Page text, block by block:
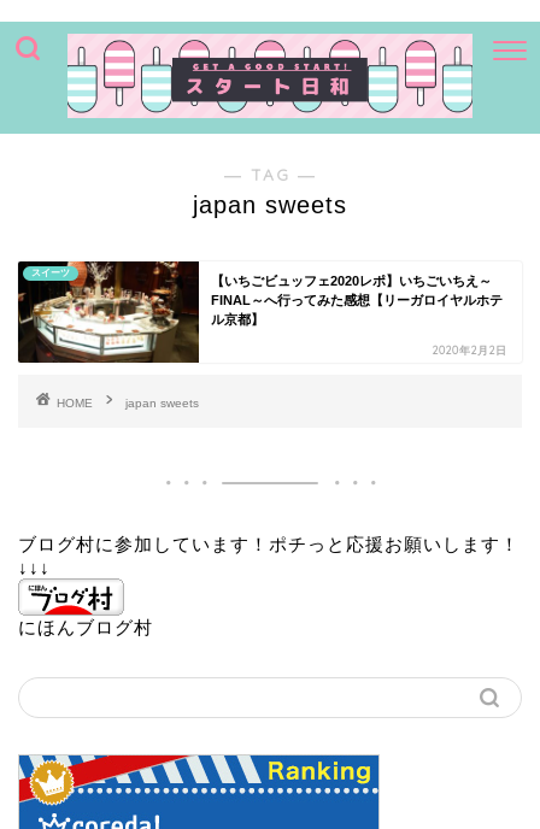
― TAG ―
japan sweets
スイーツ
【いちごビュッフェ2020レポ】いちごいちえ～
FINAL～へ行ってみた感想【リーガロイヤルホテ
ル京都】
2020年2月2日
HOME japan sweets
ブログ村に参加しています！ポチっと応援お願いします！
↓↓↓
にほんブログ村